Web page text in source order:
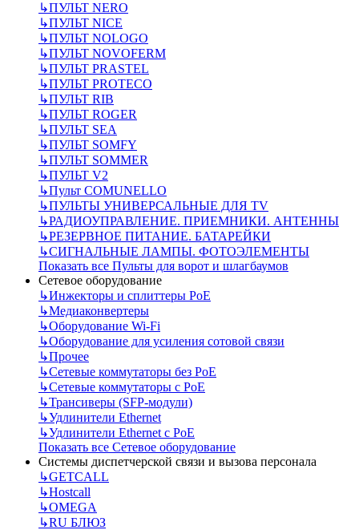
↳ПУЛЬТ NERO
↳ПУЛЬТ NICE
↳ПУЛЬТ NOLOGO
↳ПУЛЬТ NOVOFERM
↳ПУЛЬТ PRASTEL
↳ПУЛЬТ PROTECO
↳ПУЛЬТ RIB
↳ПУЛЬТ ROGER
↳ПУЛЬТ SEA
↳ПУЛЬТ SOMFY
↳ПУЛЬТ SOMMER
↳ПУЛЬТ V2
↳Пульт СOMUNELLO
↳ПУЛЬТЫ УНИВЕРСАЛЬНЫЕ ДЛЯ TV
↳РАДИОУПРАВЛЕНИЕ. ПРИЕМНИКИ. АНТЕННЫ
↳РЕЗЕРВНОЕ ПИТАНИЕ. БАТАРЕЙКИ
↳СИГНАЛЬНЫЕ ЛАМПЫ. ФОТОЭЛЕМЕНТЫ
Показать все Пульты для ворот и шлагбаумов
Сетевое оборудование
↳Инжекторы и сплиттеры РоЕ
↳Медиаконвертеры
↳Оборудование Wi-Fi
↳Оборудование для усиления сотовой связи
↳Прочее
↳Сетевые коммутаторы без РоЕ
↳Сетевые коммутаторы с РоЕ
↳Трансиверы (SFP-модули)
↳Удлинители Ethernet
↳Удлинители Ethernet с PoE
Показать все Сетевое оборудование
Системы диспетчерской связи и вызова персонала
↳GETCALL
↳Hostcall
↳OMEGA
↳RU БЛЮЗ